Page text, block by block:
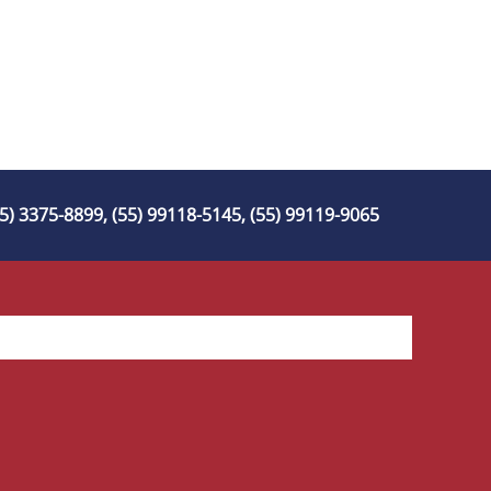
3375-8899, (55) 99118-5145, (55) 99119-9065